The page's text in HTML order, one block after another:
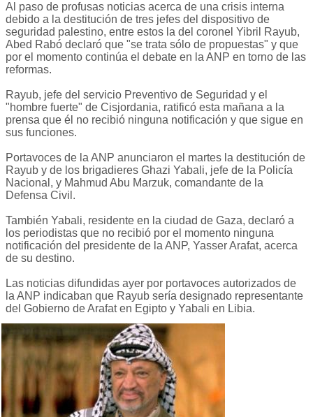
Al paso de profusas noticias acerca de una crisis interna
debido a la destitución de tres jefes del dispositivo de
seguridad palestino, entre estos la del coronel Yibril Rayub,
Abed Rabó declaró que "se trata sólo de propuestas" y que
por el momento continúa el debate en la ANP en torno de las
reformas.
Rayub, jefe del servicio Preventivo de Seguridad y el
"hombre fuerte" de Cisjordania, ratificó esta mañana a la
prensa que él no recibió ninguna notificación y que sigue en
sus funciones.
Portavoces de la ANP anunciaron el martes la destitución de
Rayub y de los brigadieres Ghazi Yabali, jefe de la Policía
Nacional, y Mahmud Abu Marzuk, comandante de la
Defensa Civil.
También Yabali, residente en la ciudad de Gaza, declaró a
los periodistas que no recibió por el momento ninguna
notificación del presidente de la ANP, Yasser Arafat, acerca
de su destino.
Las noticias difundidas ayer por portavoces autorizados de
la ANP indicaban que Rayub sería designado representante
del Gobierno de Arafat en Egipto y Yabali en Libia.